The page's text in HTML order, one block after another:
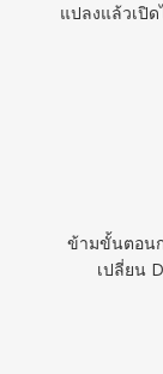
แปลงแล้วเปิ
ข้ามขั้นตอน
เปลี่ยน